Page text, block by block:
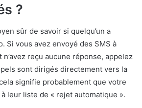
?
sûr de savoir si quelqu’un a
Si vous avez envoyé des SMS à
reçu aucune réponse, appelez
sont dirigés directement vers la
signifie probablement que votre
leur liste de « rejet automatique ».